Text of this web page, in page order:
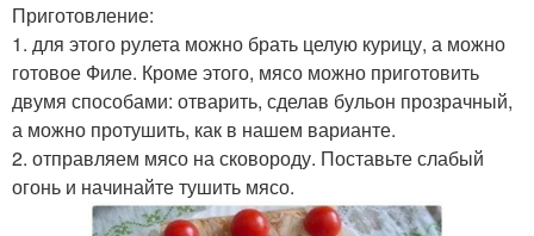
Приготовление:
1. для этого рулета можно брать целую курицу, а можно
готовое Филе. Кроме этого, мясо можно приготовить
двумя способами: отварить, сделав бульон прозрачный,
а можно протушить, как в нашем варианте.
2. отправляем мясо на сковороду. Поставьте слабый
огонь и начинайте тушить мясо.